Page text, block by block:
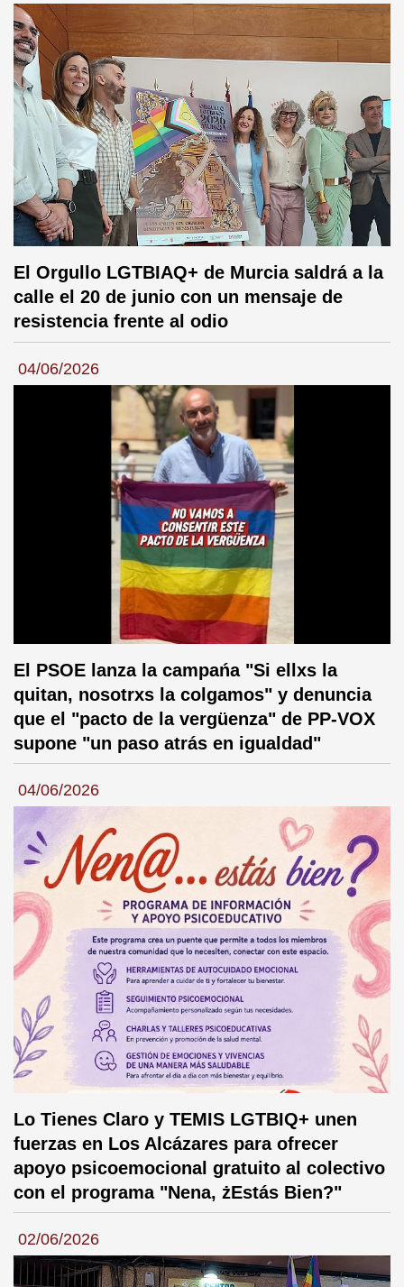
El Orgullo LGTBIAQ+ de Murcia saldrá a la
calle el 20 de junio con un mensaje de
resistencia frente al odio
04/06/2026
El PSOE lanza la campańa "Si ellxs la
quitan, nosotrxs la colgamos" y denuncia
que el "pacto de la vergüenza" de PP-VOX
supone "un paso atrás en igualdad"
04/06/2026
Lo Tienes Claro y TEMIS LGTBIQ+ unen
fuerzas en Los Alcázares para ofrecer
apoyo psicoemocional gratuito al colectivo
con el programa "Nena, żEstás Bien?"
02/06/2026